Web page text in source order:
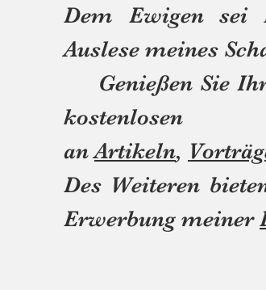
Dem Ewigen sei
Auslese meines
Genießen Sie
anArtikeln,
Des Weiteren
Erwerbung meiner